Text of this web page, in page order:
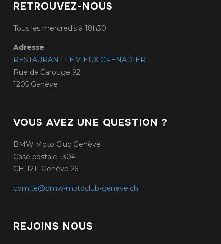
RETROUVEZ-NOUS
Tous les mercredis à 18h30
Adresse
RESTAURANT LE VIEUX GRENADIER
Rue de Carouge 92
1205 Genève
VOUS AVEZ UNE QUESTION ?
BMW Moto Club Genève
Case postale 1304
CH-1211 Genève 26
comite@bmw-motoclub-geneve.ch
REJOINS NOUS